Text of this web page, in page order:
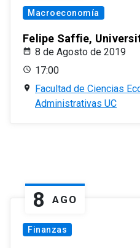
Macroeconomía
Felipe Saffie,
8 de Agosto de 2019
17:00
Facultad de Ciencias
Administrativas UC
8 AGO
Finanzas